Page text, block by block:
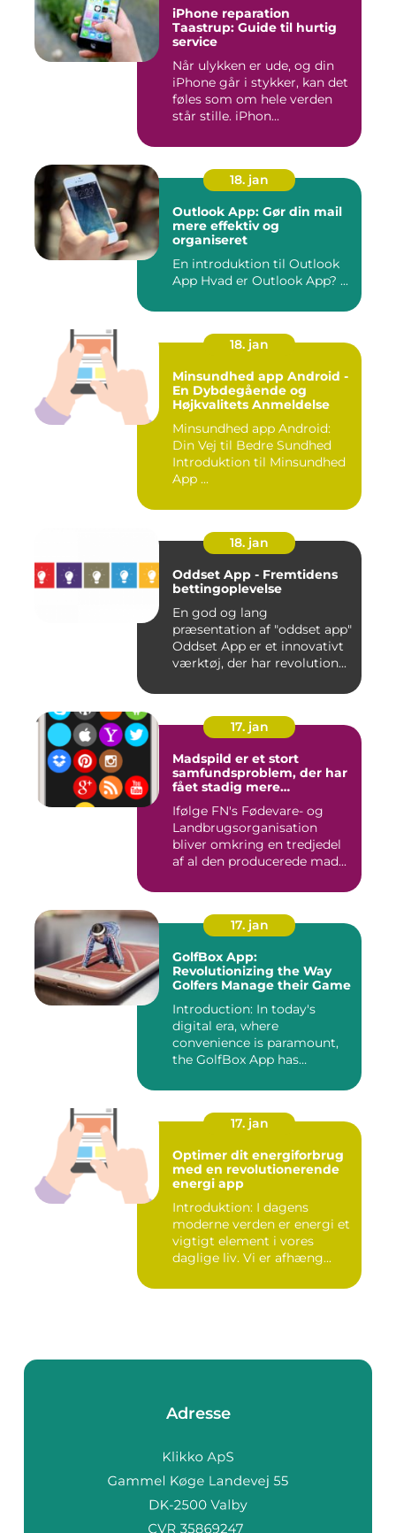
iPhone reparation
Taastrup: Guide til hurtig
service
Når ulykken er ude, og din
iPhone går i stykker, kan det
føles som om hele verden
står stille. iPhon...
18. jan
Outlook App: Gør din mail
mere effektiv og
organiseret
En introduktion til Outlook
App Hvad er Outlook App? ...
18. jan
Minsundhed app Android -
En Dybdegående og
Højkvalitets Anmeldelse
Minsundhed app Android:
Din Vej til Bedre Sundhed
Introduktion til Minsundhed
App ...
18. jan
Oddset App - Fremtidens
bettingoplevelse
En god og lang
præsentation af "oddset app"
Oddset App er et innovativt
værktøj, der har revolution...
17. jan
Madspild er et stort
samfundsproblem, der har
fået stadig mere
seneste år
Ifølge FN's Fødevare- og
Landbrugsorganisation
bliver omkring en tredjedel
af al den producerede mad...
17. jan
GolfBox App:
Revolutionizing the Way
Golfers Manage their Game
Introduction: In today's
digital era, where
convenience is paramount,
the GolfBox App has
17. jan
Optimer dit energiforbrug
med en revolutionerende
energi app
Introduktion: I dagens
moderne verden er energi et
vigtigt element i vores
daglige liv. Vi er afhæng...
Adresse